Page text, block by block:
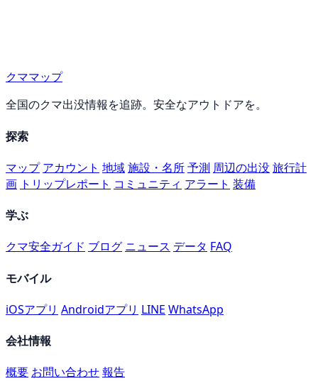
クママップ
全国のクマ出没情報を追跡。安全なアウトドアを。
探索
マップ アカウント 地域施設・名所予測 周辺の出没旅行計
画 トリップレポート コミュニティ アラート 装備
学ぶ
クマ安全ガイド ブログ ニュース データ FAQ
モバイル
iOSアプリ Androidアプリ LINE WhatsApp
会社情報
概要 お問い合わせ報告